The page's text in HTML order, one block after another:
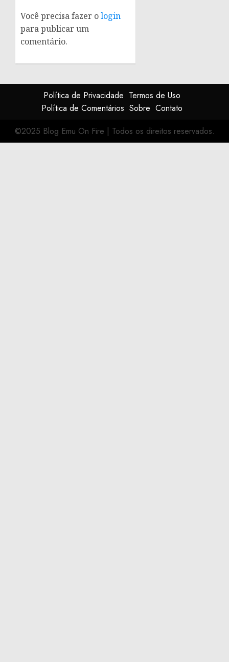
Você precisa fazer ologin
para publicar um
comentário.
Política de Privacidade Termos de Uso
Política de Comentários Sobre Contato
©2025 Blog Emu On Fire | Todos os direitos reservados.